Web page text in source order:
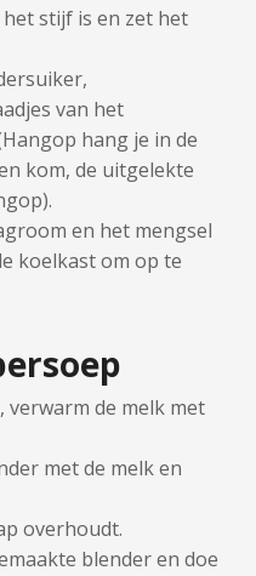
stijf is en zet het
van het
hang je in de
kom, de uitgelekte
en het mengsel
koelkast om op te
verwarm de melk met
met de melk en
overhoudt.
blender en doe